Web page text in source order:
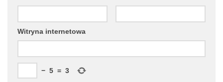
Witryna internetowa
− 5 = 3